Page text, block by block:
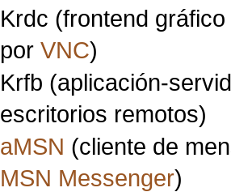
Krdc (frontend
porVNC)
Krfb (aplicación-
escritorios remotos)
aMSN (cliente de
MSN Messenger)